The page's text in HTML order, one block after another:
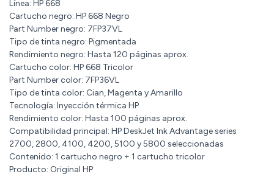
Línea: HP 668
Cartucho negro: HP 668 Negro
Part Number negro: 7FP37VL
Tipo de tinta negro: Pigmentada
Rendimiento negro: Hasta 120 páginas aprox.
Cartucho color: HP 668 Tricolor
Part Number color: 7FP36VL
Tipo de tinta color: Cian, Magenta y Amarillo
Tecnología: Inyección térmica HP
Rendimiento color: Hasta 100 páginas aprox.
Compatibilidad principal: HP DeskJet Ink Advantage series
2700, 2800, 4100, 4200, 5100 y 5800 seleccionadas
Contenido: 1 cartucho negro + 1 cartucho tricolor
Producto: Original HP